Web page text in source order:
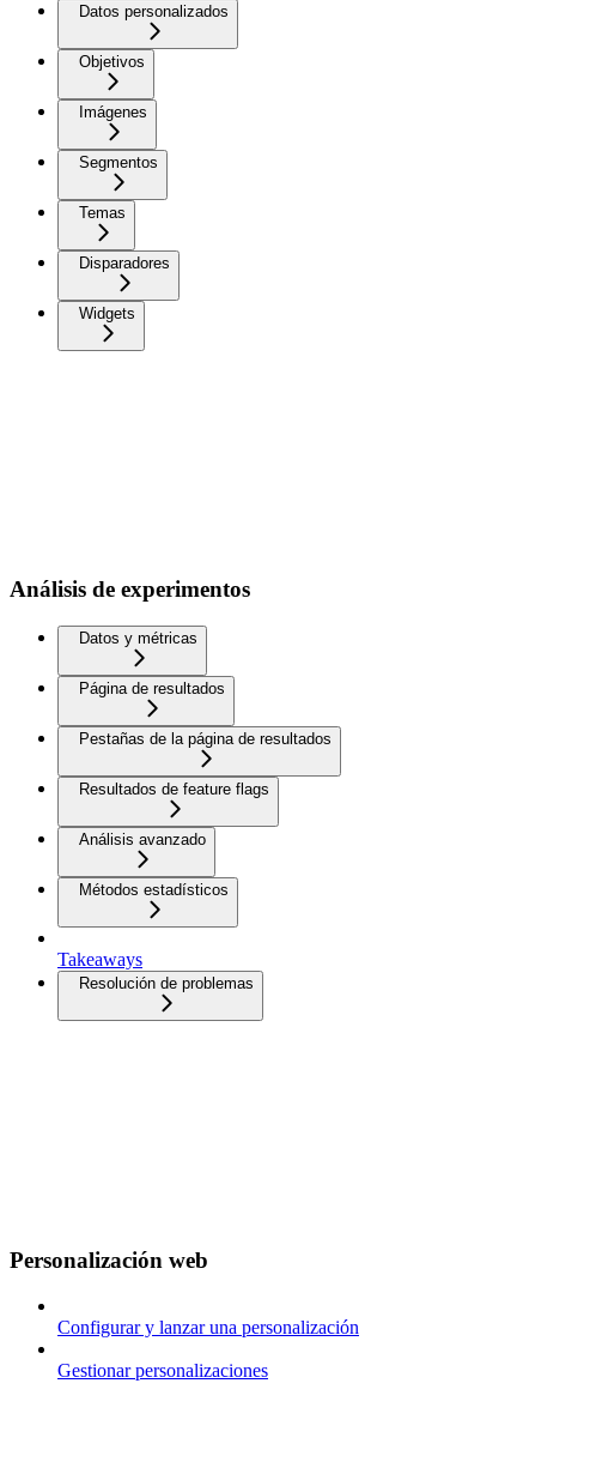
Datos personalizados
Objetivos
Imágenes
Segmentos
Temas
Disparadores
Widgets
Análisis de experimentos
Datos y métricas
Página de resultados
Pestañas de la página de resultados
Resultados de feature flags
Análisis avanzado
Métodos estadísticos
Takeaways
Resolución de problemas
Personalización web
Configurar y lanzar una personalización
Gestionar personalizaciones